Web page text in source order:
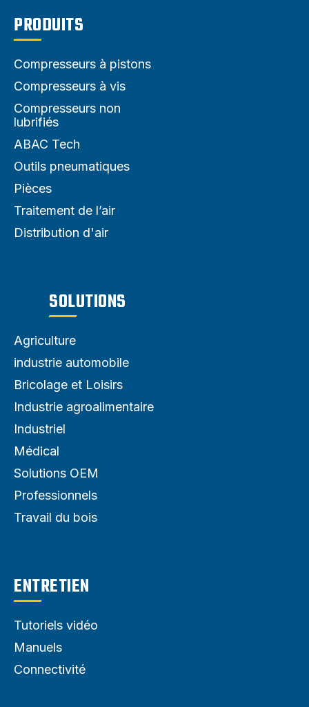
PRODUITS
Compresseurs à pistons
Compresseurs à vis
Compresseurs non
lubrifiés
ABAC Tech
Outils pneumatiques
Pièces
Traitement de l’air
Distribution d'air
SOLUTIONS
Agriculture
industrie automobile
Bricolage et Loisirs
Industrie agroalimentaire
Industriel
Médical
Solutions OEM
Professionnels
Travail du bois
ENTRETIEN
Tutoriels vidéo
Manuels
Connectivité